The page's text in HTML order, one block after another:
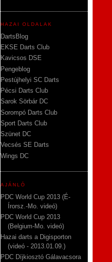
HAZAI OLDALAK
DartsBlog
EKSE Darts Club
Kavicsos DSE
Pengeblog
Pestújhelyi SC Darts
Pécsi Darts Club
Sarok Sörbár DC
Sorompó Darts Club
Sport Darts Club
Szünet DC
Vecsés SE Darts
Wings DC
AJÁNLÓ
PDC World Cup 2013 (É-
Írorsz.-Mo. videó)
PDC World Cup 2013
(Belgium-Mo. videó)
Hazai darts a Digisporton
(videó - 2013.01.09.)
PDC Díjkiosztó Gálavacsora